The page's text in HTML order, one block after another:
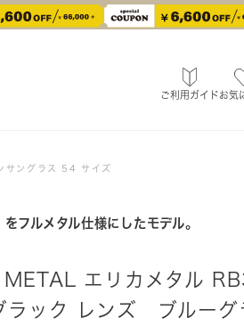
ご利用ガイドお気
ングラス 54 サイズ
ルメタル仕様にしたモデル。
エリカメタル
ック レンズ ブルーグ